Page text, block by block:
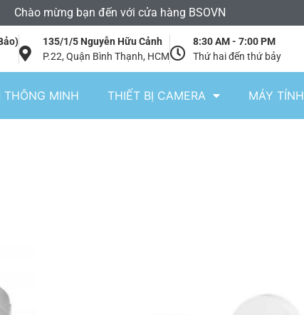
Chào mừng bạn đến với cửa hàng BSOVN
135/1/5 Nguyễn Hữu Cảnh
P.22, Quận Bình Thạnh, HCM
8:30 AM - 7:00 PM
Thứ hai đến thứ bảy
THÔNG MINH THIẾT BỊ CAMERA MÁY TÍNH